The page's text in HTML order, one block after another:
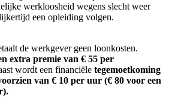
werkloosheid wegens slecht weer
een opleiding volgen.
de werkgever geen loonkosten.
extra premie van € 55 per
wordt een financiële tegemoetkoming
van € 10 per uur (€ 80 voor een